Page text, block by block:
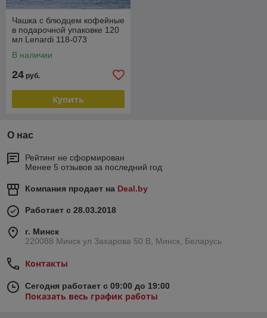
Чашка с блюдцем кофейные
в подарочной упаковке 120
мл Lenardi 118-073
В наличии
24 руб.
Купить
О нас
Рейтинг не сформирован
Менее 5 отзывов за последний год
Компания продает на Deal.by
Работает с 28.03.2018
г. Минск
220088 Минск ул Захарова 50 В, Минск, Беларусь
Контакты
Сегодня работает с 09:00 до 19:00
Показать весь график работы